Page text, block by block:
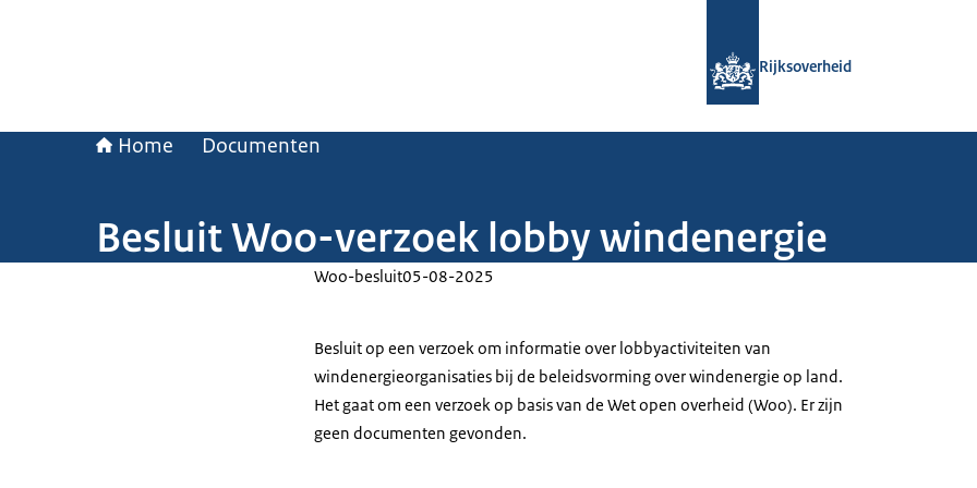
Rijksoverheid
Home Documenten
Besluit Woo-verzoek lobby windenergie
Woo-besluit05-08-2025
Besluit op een verzoek om informatie over lobbyactiviteiten van
windenergieorganisaties bij de beleidsvorming over windenergie op land.
Het gaat om een verzoek op basis van de Wet open overheid (Woo). Er zijn
geen documenten gevonden.